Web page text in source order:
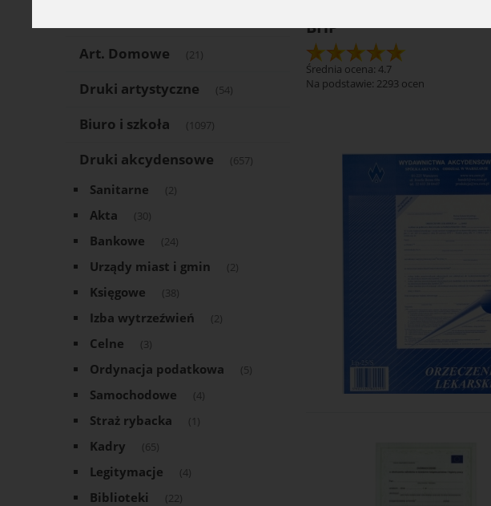
Art. Domowe (21)
Druki artystyczne (54)
Biuro i szkoła (1097)
Druki akcydensowe (657)
Sanitarne (2)
Akta (30)
Bankowe (24)
Urządy miast i gmin (2)
Księgowe (38)
Izba wytrzeźwień (2)
Celne (3)
Ordynacja podatkowa (5)
Samochodowe (4)
Straż rybacka (1)
Kadry (65)
Legitymacje (4)
Biblioteki (22)
BHP
Średnia ocena: 4.7
Na podstawie: 2293 ocen